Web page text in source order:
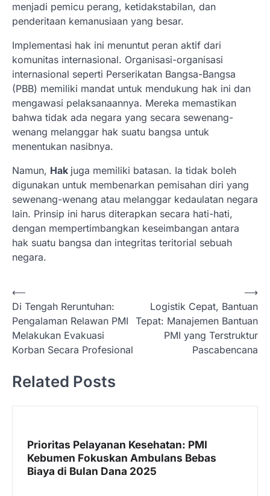
menjadi pemicu perang, ketidakstabilan, dan
penderitaan kemanusiaan yang besar.
Implementasi hak ini menuntut peran aktif dari
komunitas internasional. Organisasi-organisasi
internasional seperti Perserikatan Bangsa-Bangsa
(PBB) memiliki mandat untuk mendukung hak ini dan
mengawasi pelaksanaannya. Mereka memastikan
bahwa tidak ada negara yang secara sewenang-
wenang melanggar hak suatu bangsa untuk
menentukan nasibnya.
Namun, Hak juga memiliki batasan. Ia tidak boleh
digunakan untuk membenarkan pemisahan diri yang
sewenang-wenang atau melanggar kedaulatan negara
lain. Prinsip ini harus diterapkan secara hati-hati,
dengan mempertimbangkan keseimbangan antara
hak suatu bangsa dan integritas teritorial sebuah
negara.
N
a
v
i
a
⟵
Di Tengah Reruntuhan:
Pengalaman Relawan PMI
Melakukan Evakuasi
Korban Secara Profesional
Logistik Cepat, Bantuan
Tepat: Manajemen Bantuan
PMI yang Terstruktur
Pascabencana
⟶
Related Posts
Prioritas Pelayanan Kesehatan: PMI
Kebumen Fokuskan Ambulans Bebas
Biaya di Bulan Dana 2025